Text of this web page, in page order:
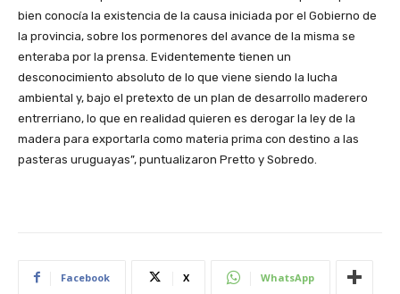
bien conocía la existencia de la causa iniciada por el Gobierno de
la provincia, sobre los pormenores del avance de la misma se
enteraba por la prensa. Evidentemente tienen un
desconocimiento absoluto de lo que viene siendo la lucha
ambiental y, bajo el pretexto de un plan de desarrollo maderero
entrerriano, lo que en realidad quieren es derogar la ley de la
madera para exportarla como materia prima con destino a las
pasteras uruguayas”, puntualizaron Pretto y Sobredo.
Facebook X WhatsApp